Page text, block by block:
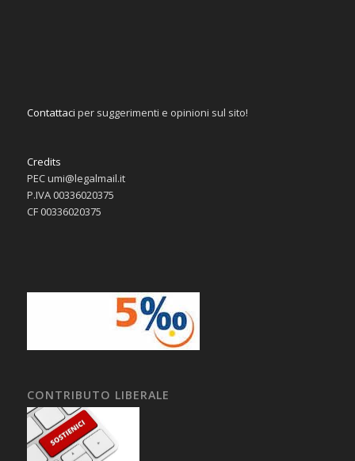
Contattaci per suggerimenti e opinioni sul sito!
Credits
PEC umi@legalmail.it
P.IVA 00336020375
CF 00336020375
CONTRIBUTO LIBERALE